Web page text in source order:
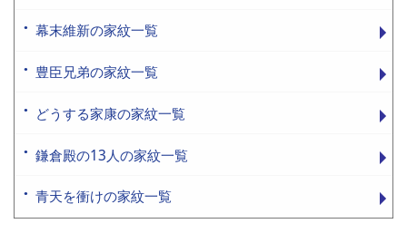
幕末維新の家紋一覧
豊臣兄弟の家紋一覧
どうする家康の家紋一覧
鎌倉殿の13人の家紋一覧
青天を衝けの家紋一覧